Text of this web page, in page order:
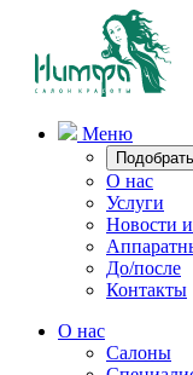
Меню
О нас
Услуги
Новости
До/после
Контакты
О нас
Салоны